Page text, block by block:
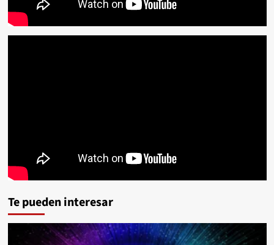
Te pueden interesar